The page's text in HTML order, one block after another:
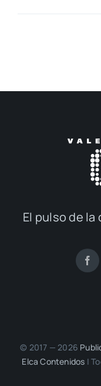
El pul­so de
© 2017 — 2026
Elca Con­te­ni­dos |